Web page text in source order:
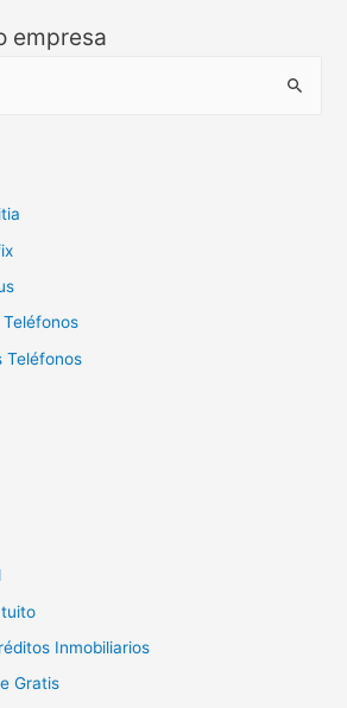
empresa
Teléfonos
Teléfonos
Inmobiliarios
Gratis